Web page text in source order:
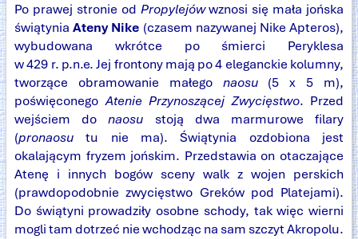
Po prawej stronie od Propylejówwznosi się mała jońska
świątyniaAteny Nike (czasem nazywanej Nike Apteros),
wybudowana wkrótce po śmierci Peryklesa
w 429 r. p.n.e. Jej frontony mają po 4 eleganckie kolumny,
tworzące obramowanie małego naosu(5 x 5 m),
poświęconegoAtenie Przynoszącej Zwycięstwo. Przed
wejściem donaosu stoją dwa marmurowe filary
(pronaosu tu nie ma). Świątynia ozdobiona jest
okalającym fryzem jońskim. Przedstawia on otaczające
Atenę i innych bogów sceny walk z wojen perskich
(prawdopodobnie zwycięstwo Greków pod Platejami).
Do świątyni prowadziły osobne schody, tak więc wierni
mogli tam dotrzeć nie wchodząc na sam szczyt Akropolu.